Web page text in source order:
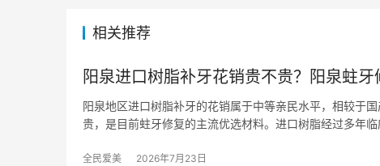
相关推荐
阳泉进口树脂补牙花销贵不贵？阳泉蛀
阳泉地区进口树脂补牙的花销属于中等亲民水平，相较于
贵，是目前蛀牙修复的主流优选材料。进口树脂经过多年
全民爱美 2026年7月23日